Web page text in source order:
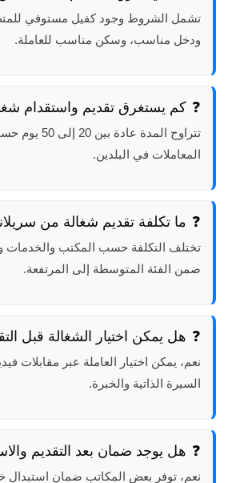
تشمل الشروط وجود كفيل مستوفي
ودخل مناسب، وسكن مناسب للعاملة.
كم يستغرق تقديم واستقدام
تتراوح المدة
المعاملات في البلدين.
ما تكلفة تقديم شغالة من
تختلف التكلفة حسب المكتب والخدمات
ضمن الفئة المتوسطة إلى المرتفعة.
هل يمكن اختيار الشغالة قبل
نعم، يمكن اختيار العاملة عبر مقابلات
السيرة الذاتية والخبرة.
هل يوجد ضمان بعد التقديم
نعم، توفر بعض المكاتب ضمان استبدال